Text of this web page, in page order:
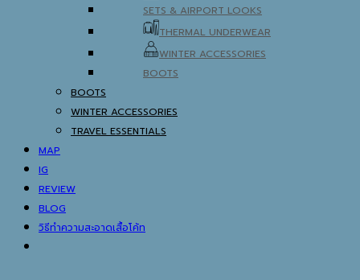
SETS & AIRPORT LOOKS
THERMAL UNDERWEAR
WINTER ACCESSORIES
BOOTS
BOOTS
WINTER ACCESSORIES
TRAVEL ESSENTIALS
MAP
IG
REVIEW
BLOG
วิธีทำความสะอาดเสื้อโค้ท